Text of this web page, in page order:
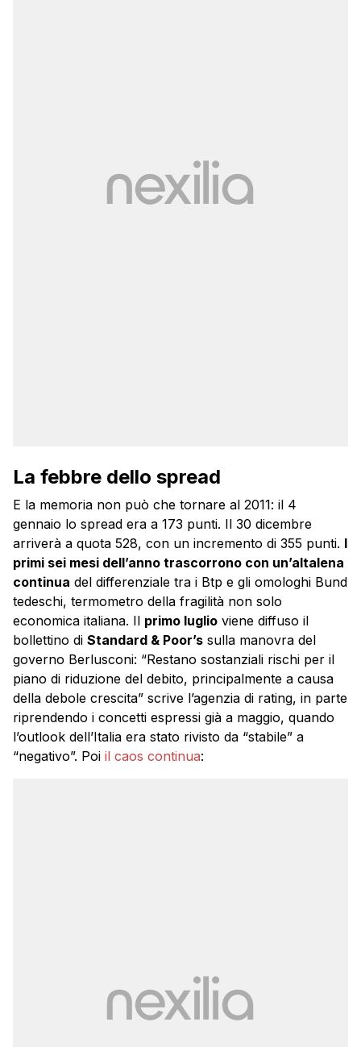
La febbre dello spread
E la memoria non può che tornare al 2011: il 4
gennaio lo spread era a 173 punti. Il 30 dicembre
arriverà a quota 528, con un incremento di 355 punti. I
primi sei mesi dell’anno trascorrono con un’altalena
continua del differenziale tra i Btp e gli omologhi Bund
tedeschi, termometro della fragilità non solo
economica italiana. Il primo luglio viene diffuso il
bollettino di Standard & Poor’s sulla manovra del
governo Berlusconi: “Restano sostanziali rischi per il
piano di riduzione del debito, principalmente a causa
della debole crescita” scrive l’agenzia di rating, in parte
riprendendo i concetti espressi già a maggio, quando
l’outlook dell’Italia era stato rivisto da “stabile” a
“negativo”. Poi il caos continua: